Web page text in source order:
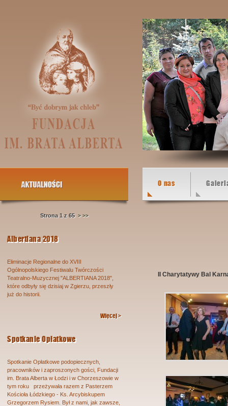
Strona 1 z 65 > >>
Albertiana 2018
Eliminacje Regionalne do XVIII
Ogólnopolskiego Festiwalu Twórczości
Teatralno-Muzycznej "ALBERTIANA 2018",
które odbyły się dzisiaj w Zgierzu, przeszły
już do historii.
Więcej >
Spotkanie Opłatkowe
Spotkanie Opłatkowe podopiecznych,
pracowników i zaproszonych gości, Fundacji
im. Brata Alberta w Łodzi i w Chorzeszowie w
tym roku przeżywała razem z Pasterzem
Kościoła Łódzkiego - Ks. Arcybiskupem
Grzegorzem Rysiem. Był z nami, jak zawsze,
O nas
II Charytatywy Bal